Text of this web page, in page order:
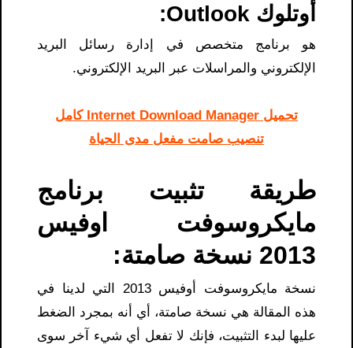
أوتلوك Outlook:
هو برنامج متخصص في إدارة رسائل البريد
الإلكتروني والمراسلات عبر البريد الإلكتروني.
تحميل Internet Download Manager كامل
تنصيب صامت مفعل مدى الحياة
طريقة تثبيت برنامج
مايكروسوفت اوفيس
2013 نسخة صامتة:
نسخة مايكروسوفت أوفيس 2013 التي لدينا في
هذه المقالة هي نسخة صامتة، أي أنه بمجرد الضغط
عليها لبدء التثبيت، فإنك لا تفعل أي شيء آخر سوى